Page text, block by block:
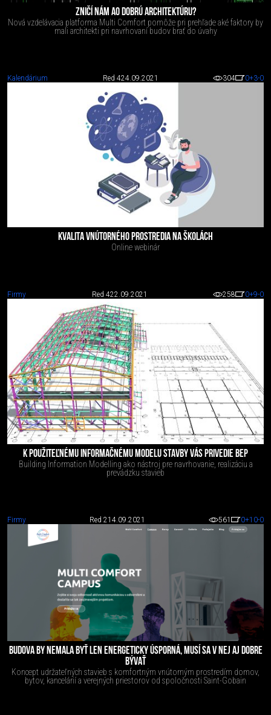
ZNIČÍ NÁM A0 DOBRÚ ARCHITEKTÚRU?
Nová vzdelávacia platforma Multi Comfort pomôže pri prehľade aké faktory by
mali architekti pri navrhovaní budov brať do úvahy
Kalendárium Red 424.09.2021 304 0+3-0
KVALITA VNÚTORNÉHO PROSTREDIA NA ŠKOLÁCH
Online webinár
Firmy Red 422.09.2021 258 0+9-0
K POUŽITEĽNÉMU INFORMAČNÉMU MODELU STAVBY VÁS PRIVEDIE BEP
Building Information Modelling ako nástroj pre navrhovanie, realizáciu a
prevádzku stavieb
Firmy Red 214.09.2021 561 0+10-0
BUDOVA BY NEMALA BYŤ LEN ENERGETICKY ÚSPORNÁ, MUSÍ SA V NEJ AJ DOBRE
BÝVAŤ
Koncept udržateľných stavieb s komfortným vnútorným prostredím domov,
bytov, kancelárií a verejných priestorov od spoločnosti Saint-Gobain